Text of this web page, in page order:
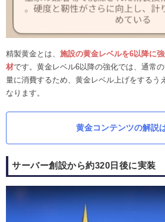
精製黄金とは、 施設の黄金レベルを6以降に
材です。黄金レベル6以降の強化では、通常
量に消費するため、黄金レベル上げをするう
なります。
黄金コンテンツの解説
サーバー創設から約320日後に実装